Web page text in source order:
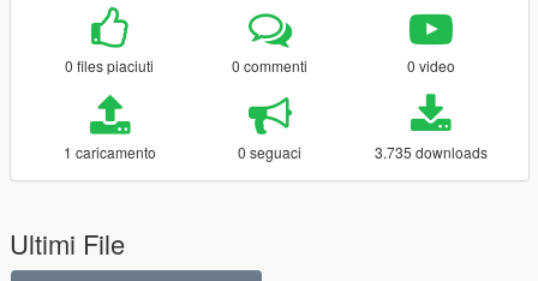
0 files piaciuti 0 commenti 0 video
1 caricamento 0 seguaci 3.735 downloads
Ultimi File